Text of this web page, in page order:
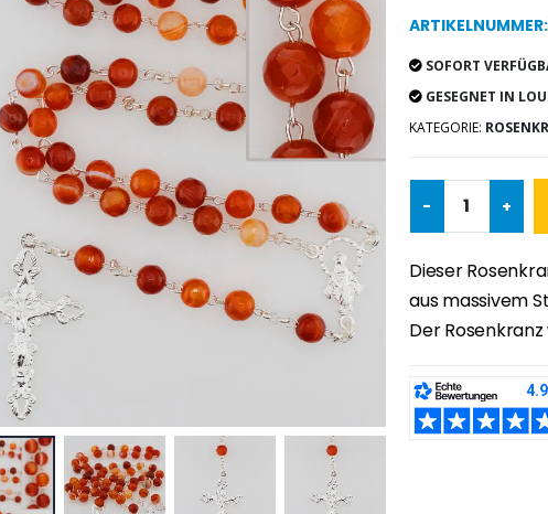
SOFORT
GESEGNET IN
KATEGORIE:
- +
Dieser
aus massivem
Der
TEILEN: